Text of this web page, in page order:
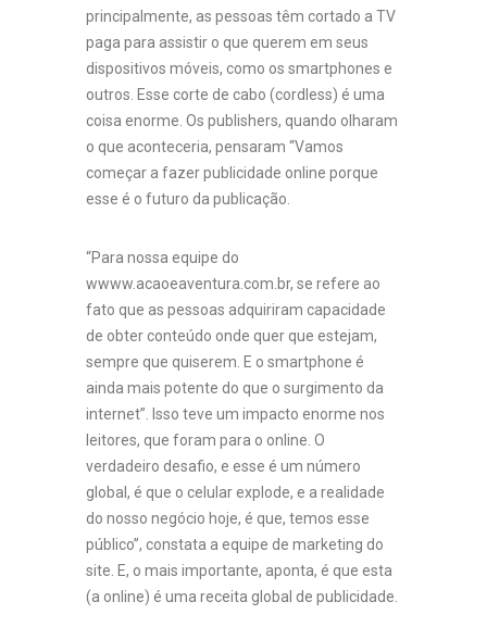
principalmente, as pessoas têm cortado a TV
paga para assistir o que querem em seus
dispositivos móveis, como os smartphones e
outros. Esse corte de cabo (cordless) é uma
coisa enorme. Os publishers, quando olharam
o que aconteceria, pensaram “Vamos
começar a fazer publicidade online porque
esse é o futuro da publicação.
“Para nossa equipe do
wwww.acaoeaventura.com.br, se refere ao
fato que as pessoas adquiriram capacidade
de obter conteúdo onde quer que estejam,
sempre que quiserem. E o smartphone é
ainda mais potente do que o surgimento da
internet”. Isso teve um impacto enorme nos
leitores, que foram para o online. O
verdadeiro desafio, e esse é um número
global, é que o celular explode, e a realidade
do nosso negócio hoje, é que, temos esse
público”, constata a equipe de marketing do
site. E, o mais importante, aponta, é que esta
(a online) é uma receita global de publicidade.